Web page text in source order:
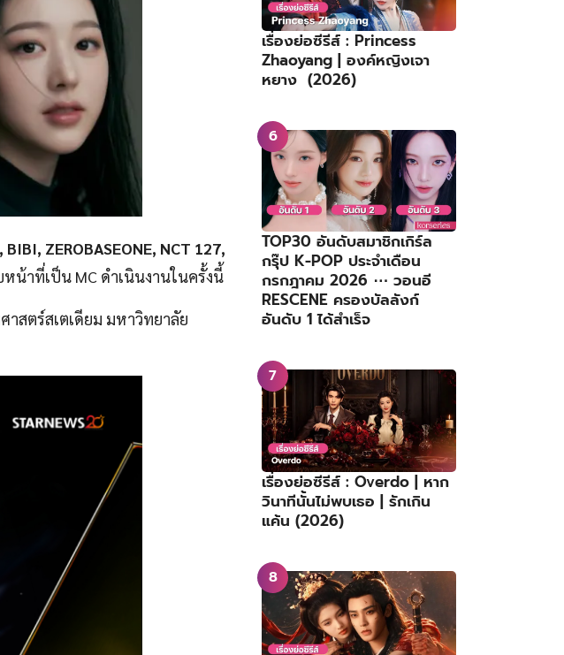
BIBI, ZEROBASEONE, NCT 127,
หน้าที่เป็น MC ดำเนินงานในครั้งนี้
สตร์สเตเดียม มหาวิทยาลัย
เรื่องย่อซีรีส์ : Princess
Zhaoyang | องค์หญิงเจา
หยาง (2026)
TOP30 อันดับสมาชิกเกิร์ล
กรุ๊ป K-POP ประจำเดือน
กรกฎาคม 2026 ⋯ วอนอี
RESCENE ครองบัลลังก์
อันดับ 1 ได้สำเร็จ
เรื่องย่อซีรีส์ : Overdo | หาก
วินาทีนั้นไม่พบเธอ | รักเกิน
แค้น (2026)